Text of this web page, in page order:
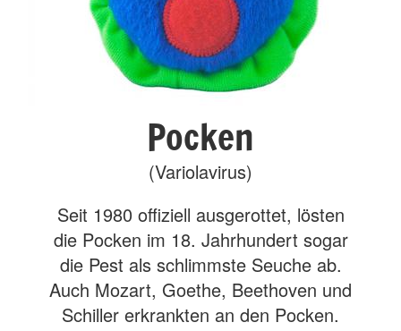
Pocken
(Variolavirus)
Seit 1980 offiziell ausgerottet, lösten
die Pocken im 18. Jahrhundert sogar
die Pest als schlimmste Seuche ab.
Auch Mozart, Goethe, Beethoven und
Schiller erkrankten an den Pocken.